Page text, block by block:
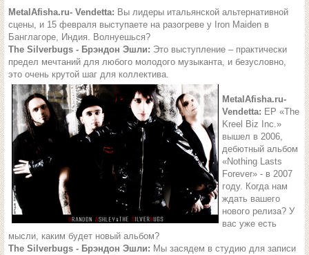
MetalAfisha.ru- Vendetta: Вы лидеры итальянской альтернативной
сцены, и 15 февраля выступаете на разогреве у Iron Maiden в
Банглагоре, Индия. Волнуешься?
The Silverbugs - Брэндон Эшли: Это выступление – практически
предел мечтаний для любого молодого музыканта, и безусловно,
это очень крутой шаг для коллектива.
MetalAfisha.ru-
Vendetta: EP «The
Kreel Biz Inc.»
вышел в 2006,
дебютный альбом
«Nothing Lasts
Forever» - в 2007
году. Когда нам
ждать вашего
нового релиза? У
вас уже есть
мысли, каким будет новый альбом?
The Silverbugs - Брэндон Эшли: Мы засядем в студию для записи